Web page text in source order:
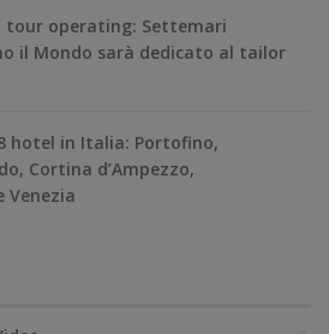
tour operating: Settemari
il Mondo sarà dedicato al tailor
hotel in Italia: Portofino,
Cortina d’Ampezzo,
Venezia